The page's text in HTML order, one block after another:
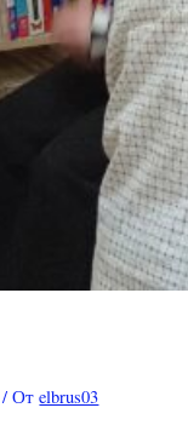
/ Отelbrus03